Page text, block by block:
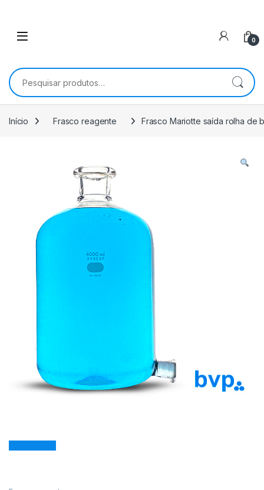
0
Pesquisar por:
Início Frasco reagente Frasco Mariotte saída rolha de